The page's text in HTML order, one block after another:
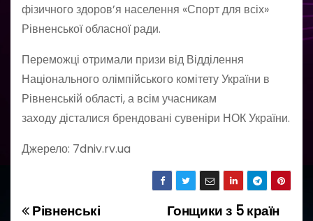
фізичного здоров’я населення «Спорт для всіх»
Рівненської обласної ради.
Переможці отримали призи від Відділення
Національного олімпійського комітету України в
Рівненській області, а всім учасникам
заходу дісталися брендовані сувеніри НОК України.
Джерело: 7dniv.rv.ua
Гонщики з 5 країн
Рівненські